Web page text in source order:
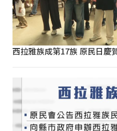
西拉雅族成第17族 原民日慶